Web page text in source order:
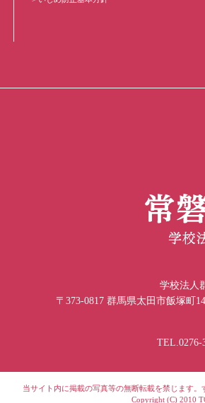
学校法人
〒373-0817 群馬県太田市飯塚町
当サイト内に掲載の写真等の無断転載を禁じます
Copyright (C) 2010